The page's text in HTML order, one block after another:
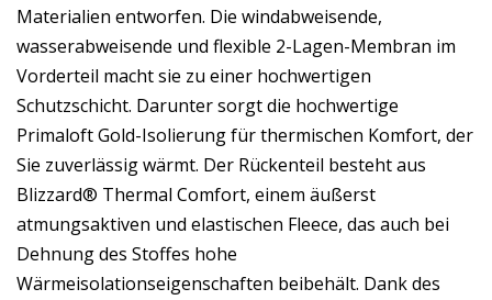
Materialien entworfen. Die windabweisende,
wasserabweisende und flexible 2-Lagen-Membran im
Vorderteil macht sie zu einer hochwertigen
Schutzschicht. Darunter sorgt die hochwertige
Primaloft Gold-Isolierung für thermischen Komfort, der
Sie zuverlässig wärmt. Der Rückenteil besteht aus
Blizzard® Thermal Comfort, einem äußerst
atmungsaktiven und elastischen Fleece, das auch bei
Dehnung des Stoffes hohe
Wärmeisolationseigenschaften beibehält. Dank des